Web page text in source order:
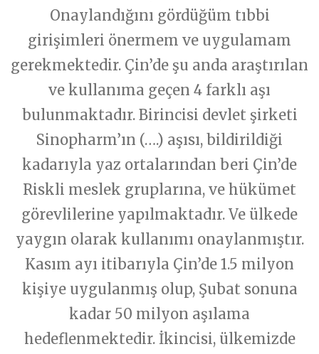
Onaylandığını gördüğüm tıbbi
girişimleri önermem ve uygulamam
gerekmektedir. Çin’de şu anda araştırılan
ve kullanıma geçen 4 farklı aşı
bulunmaktadır. Birincisi devlet şirketi
Sinopharm’ın (….) aşısı, bildirildiği
kadarıyla yaz ortalarından beri Çin’de
Riskli meslek gruplarına, ve hükümet
görevlilerine yapılmaktadır. Ve ülkede
yaygın olarak kullanımı onaylanmıştır.
Kasım ayı itibarıyla Çin’de 1.5 milyon
kişiye uygulanmış olup, Şubat sonuna
kadar 50 milyon aşılama
hedeflenmektedir. İkincisi, ülkemizde
GÖNDER